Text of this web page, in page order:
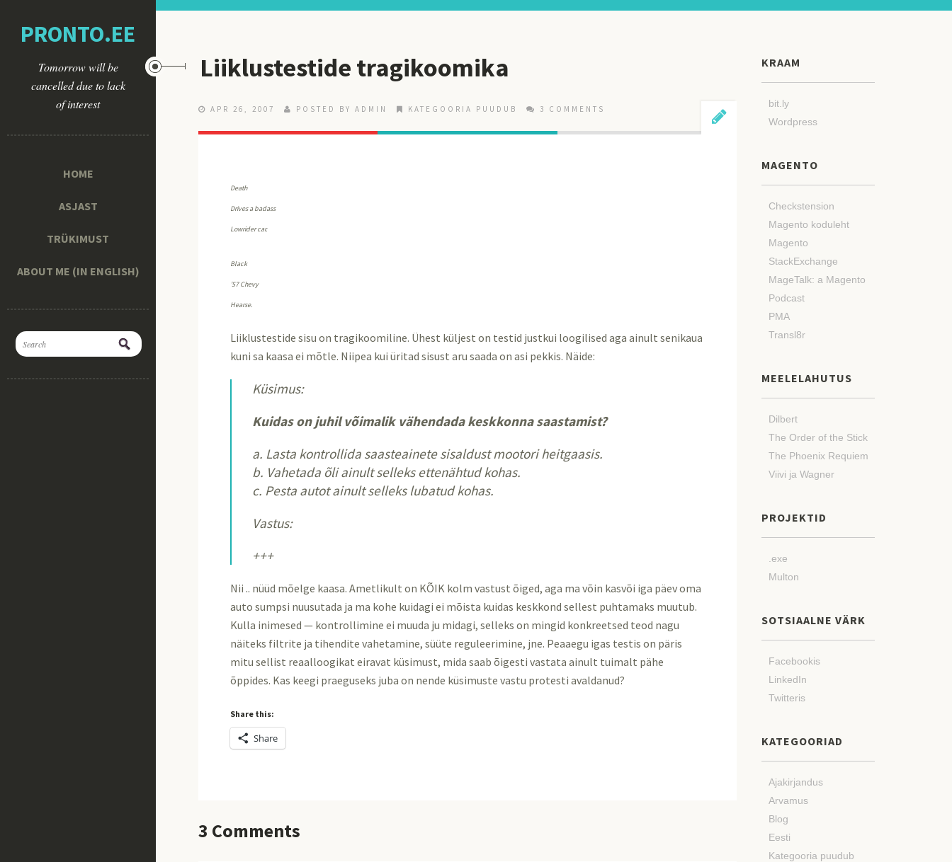
PRONTO.EE
Tomorrow will be
cancelled due to lack
of interest
HOME
ASJAST
TRÜKIMUST
ABOUT ME (IN ENGLISH)
Liiklustestide tragikoomika
APR 26, 2007 POSTED BY ADMIN KATEGOORIA PUUDUB 3 COMMENTS
Death
Drives a badass
Lowrider car.
Black
’57 Chevy
Hearse.
Liiklustestide sisu on tragikoomiline. Ühest küljest on testid justkui loogilised aga ainult senikaua
kuni sa kaasa ei mõtle. Niipea kui üritad sisust aru saada on asi pekkis. Näide:
Küsimus:
Kuidas on juhil võimalik vähendada keskkonna saastamist?
a. Lasta kontrollida saasteainete sisaldust mootori heitgaasis.
b. Vahetada õli ainult selleks ettenähtud kohas.
c. Pesta autot ainult selleks lubatud kohas.
Vastus:
+++
Nii .. nüüd mõelge kaasa. Ametlikult on KÕIK kolm vastust õiged, aga ma võin kasvõi iga päev oma
auto sumpsi nuusutada ja ma kohe kuidagi ei mõista kuidas keskkond sellest puhtamaks muutub.
Kulla inimesed — kontrollimine ei muuda ju midagi, selleks on mingid konkreetsed teod nagu
näiteks filtrite ja tihendite vahetamine, süüte reguleerimine, jne. Peaaegu igas testis on päris
mitu sellist reaalloogikat eiravat küsimust, mida saab õigesti vastata ainult tuimalt pähe
õppides. Kas keegi praeguseks juba on nende küsimuste vastu protesti avaldanud?
Share this:
Share
3 Comments
KRAAM
bit.ly
Wordpress
MAGENTO
Checkstension
Magento koduleht
Magento
StackExchange
MageTalk: a Magento
Podcast
PMA
Transl8r
MEELELAHUTUS
Dilbert
The Order of the Stick
The Phoenix Requiem
Viivi ja Wagner
PROJEKTID
.exe
Multon
SOTSIAALNE VÄRK
Facebookis
LinkedIn
Twitteris
KATEGOORIAD
Ajakirjandus
Arvamus
Blog
Eesti
Kategooria puudub